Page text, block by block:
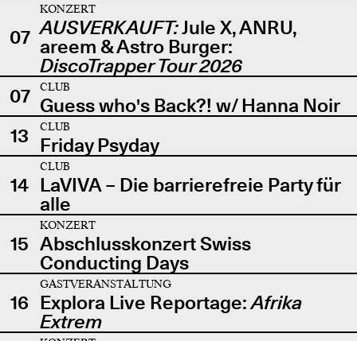
07
KONZERT
AUSVERKAUFT:Jule X, ANRU,
areem & Astro Burger:
DiscoTrapper Tour 2026
07
CLUB
Guess who's Back?! w/ Hanna Noir
13
CLUB
Friday Psyday
14
CLUB
LaVIVA – Die barrierefreie Party für
alle
15
KONZERT
Abschlusskonzert Swiss
Conducting Days
16
GASTVERANSTALTUNG
Explora Live Reportage:Afrika
Extrem